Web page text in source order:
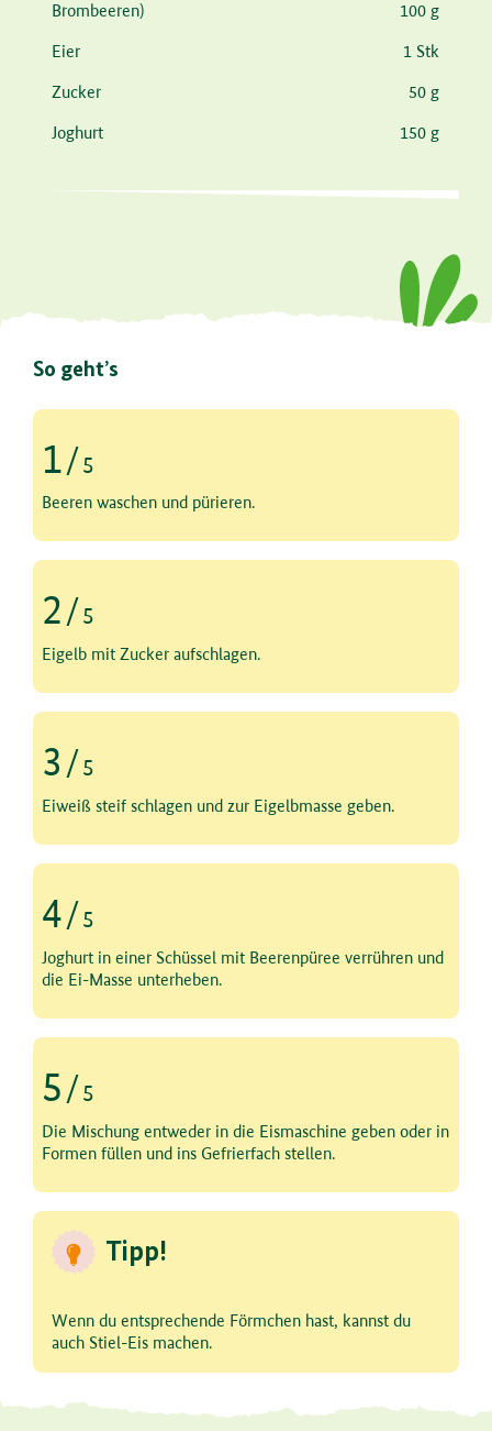
Brombeeren)
100 g
Eier 1 Stk
Zucker 50 g
Joghurt 150 g
So geht’s
1/5
Schritt 1 von 5
Beeren waschen und pürieren.
2 / 5
Schritt 2 von 5
Eigelb mit Zucker aufschlagen.
3 / 5
Schritt 3 von 5
Eiweiß steif schlagen und zur Eigelbmasse geben.
4/5
Schritt 4 von 5
Joghurt in einer Schüssel mit Beerenpüree verrühren und
die Ei-Masse unterheben.
5 /5
Schritt 5 von 5
Die Mischung entweder in die Eismaschine geben oder in
Formen füllen und ins Gefrierfach stellen.
Tipp!
Wenn du entsprechende Förmchen hast, kannst du
auch Stiel-Eis machen.